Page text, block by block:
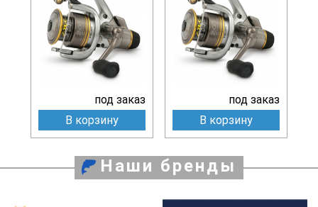
под заказ
В корзину
под заказ
В корзину
Наши бренды